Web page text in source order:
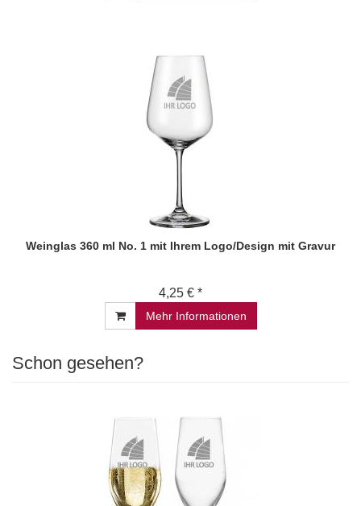
Weinglas 360 ml No. 1 mit Ihrem Logo/Design mit Gravur
4,25 € *
Mehr Informationen
Schon gesehen?